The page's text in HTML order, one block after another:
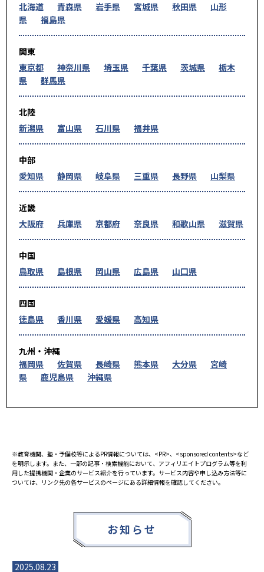
北海道
青森県 岩手県 宮城県 秋田県
山形
県
福島県
関東
東京都
神奈川県 埼玉県 千葉県 茨城県
栃木
県
群馬県
北陸
新潟県
富山県 石川県 福井県
中部
愛知県
静岡県 岐阜県 三重県 長野県 山梨県
近畿
大阪府
兵庫県 京都府 奈良県 和歌山県 滋賀県
中国
鳥取県
島根県 岡山県 広島県 山口県
四国
徳島県
香川県 愛媛県 高知県
九州・沖縄
福岡県
佐賀県 長崎県 熊本県 大分県
宮崎
県
鹿児島県 沖縄県
※教育機関、塾・予備校等によるPR情報については、<PR>、<sponsored contents>など
を明示します。また、一部の記事・検索機能において、アフィリエイトプログラム等を利
用した提携機関・企業のサービス紹介を行っています。サービス内容や申し込み方法等に
ついては、リンク先の各サービスのページにある詳細情報を確認してください。
お知らせ
2025.08.23